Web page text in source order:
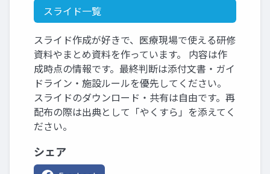
スライド一覧
スライド作成が好きで、医療現場で使える研修
資料やまとめ資料を作っています。 内容は作
成時点の情報です。最終判断は添付文書・ガイ
ドライン・施設ルールを優先してください。
スライドのダウンロード・共有は自由です。再
配布の際は出典として「やくすら」を添えてく
ださい。
シェア